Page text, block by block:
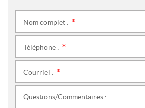
Nom complet :
Téléphone :
Courriel :
Questions/Commentaires :